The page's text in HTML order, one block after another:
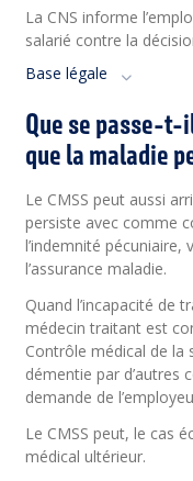
La CNS informe
salarié contre la
Base légale
Que se passe-t-
que la maladie
Le CMSS peut aussi
persiste avec comme
l’indemnité
l’assurance maladie.
Quand l’incapacité de
médecin traitant est
Contrôle médical de la
démentie par d’autres
demande de
Le CMSS peut, le cas
médical ultérieur.